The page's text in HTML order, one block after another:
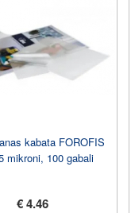
kabata FOROFIS
mikroni, 100 gabali
€ 4.46